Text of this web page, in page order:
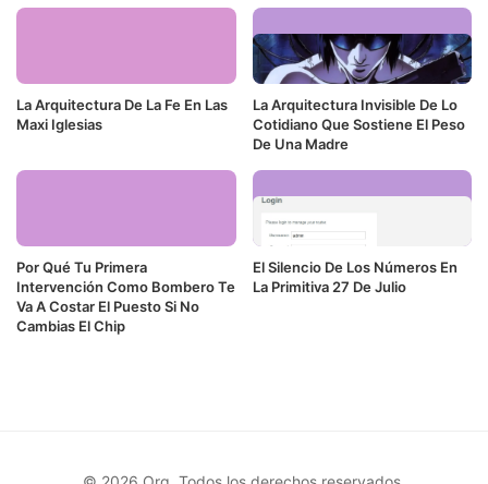
La Arquitectura De La Fe En Las
Maxi Iglesias
La Arquitectura Invisible De Lo
Cotidiano Que Sostiene El Peso
De Una Madre
Por Qué Tu Primera
Intervención Como Bombero Te
Va A Costar El Puesto Si No
Cambias El Chip
El Silencio De Los Números En
La Primitiva 27 De Julio